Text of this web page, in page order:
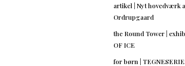
artikel | Nyt hovedværk
Ordrupgaard
the Round Tower |
OF ICE
for børn |